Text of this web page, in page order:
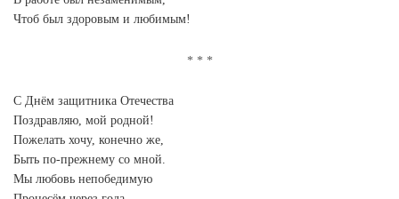
Чтоб был здоровым и любимым!
С Днём защитника Отечества
Поздравляю, мой родной!
Пожелать хочу, конечно же,
Быть по-прежнему со мной.
Мы любовь непобедимую